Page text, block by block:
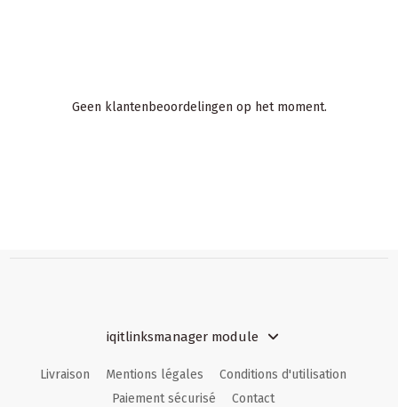
Geen klantenbeoordelingen op het moment.
iqitlinksmanager module
Livraison Mentions légales
Conditions d'utilisation
Paiement sécurisé
Contact